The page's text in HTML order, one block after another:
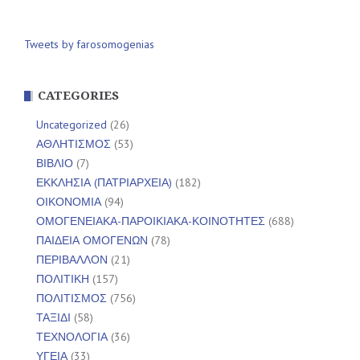
Tweets by farosomogenias
CATEGORIES
Uncategorized (26)
ΑΘΛΗΤΙΣΜΟΣ (53)
ΒΙΒΛΙΟ (7)
ΕΚΚΛΗΣΙΑ (ΠΑΤΡΙΑΡΧΕΙΑ) (182)
ΟΙΚΟΝΟΜΙΑ(94)
ΟΜΟΓΕΝΕΙΑΚΑ-ΠΑΡΟΙΚΙΑΚΑ-ΚΟΙΝΟΤΗΤΕΣ (688)
ΠΑΙΔΕΙΑ ΟΜΟΓΕΝΩΝ (78)
ΠΕΡΙΒΑΛΛΟΝ (21)
ΠΟΛΙΤΙΚΗ (157)
ΠΟΛΙΤΙΣΜΟΣ (756)
ΤΑΞΙΔΙ (58)
ΤΕΧΝΟΛΟΓΙΑ(36)
ΥΓΕΙΑ(33)